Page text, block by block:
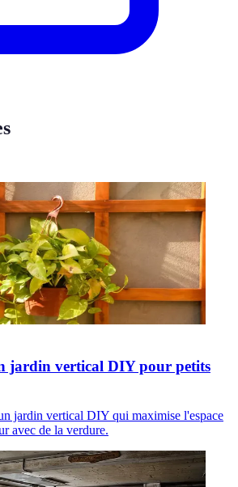
jardin vertical DIY pour petits
jardin vertical DIY qui maximise l'espace
avec de la verdure.